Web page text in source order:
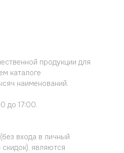
продукции для
каталоге
наименований.
до 17:00.
входа в личный
являются